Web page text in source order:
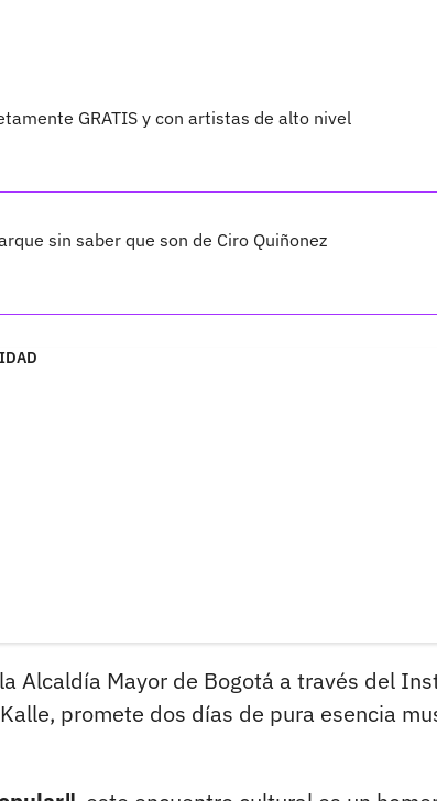
GRATIS y con artistas de alto nivel
sin saber que son de Ciro Quiñonez
Alcaldía Mayor de Bogotá a través del
promete dos días de pura esencia